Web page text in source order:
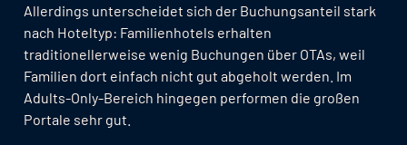
Allerdings unterscheidet sich der Buchungsanteil stark
nach Hoteltyp: Familienhotels erhalten
traditionellerweise wenig Buchungen über OTAs, weil
Familien dort einfach nicht gut abgeholt werden. Im
Adults-Only-Bereich hingegen performen die großen
Portale sehr gut.